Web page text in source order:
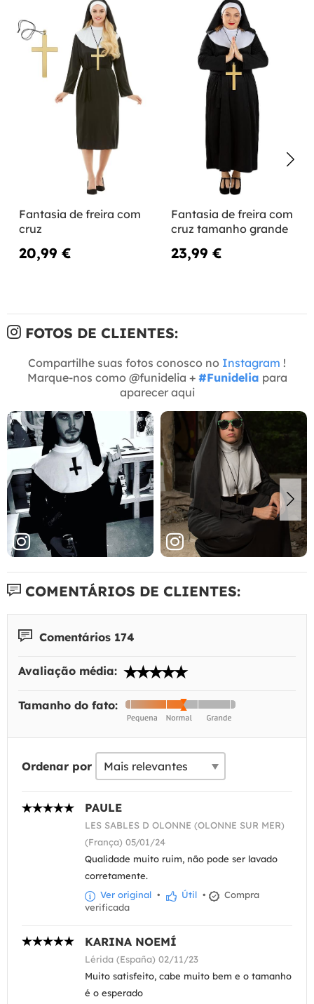
Fantasia de freira com
cruz
20,99 €
Fantasia de freira com
cruz tamanho grande
23,99 €
FOTOS DE CLIENTES:
Compartilhe suas fotos conosco no Instagram !
Marque-nos como @funidelia + #Funidelia para
aparecer aqui
COMENTÁRIOS DE CLIENTES:
Comentários 174
Avaliação média:
Tamanho do fato:
Ordenar por
PAULE
LES SABLES D OLONNE (OLONNE SUR MER)
(França) 05/01/24
Qualidade muito ruim, não pode ser lavado
corretamente.
Ver original • Útil •
Compra
verificada
KARINA NOEMÍ
Lérida (España) 02/11/23
Muito satisfeito, cabe muito bem e o tamanho
é o esperado